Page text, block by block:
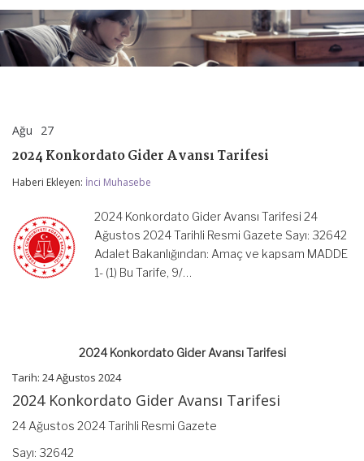
Ağu 27
Gider
Tarifesi
2024 Konkordato Gider Avansı Tarifesi
Haberi Ekleyen: İnci Muhasebe
2024 Konkordato Gider Avansı Tarifesi 24
Ağustos 2024 Tarihli Resmi Gazete Sayı: 32642
Adalet Bakanlığından: Amaç ve kapsam MADDE
1- (1) Bu Tarife, 9/…
2024 Konkordato Gider Avansı Tarifesi
Tarih: 24 Ağustos 2024
2024 Konkordato Gider Avansı Tarifesi
24 Ağustos 2024 Tarihli Resmi Gazete
Sayı: 32642